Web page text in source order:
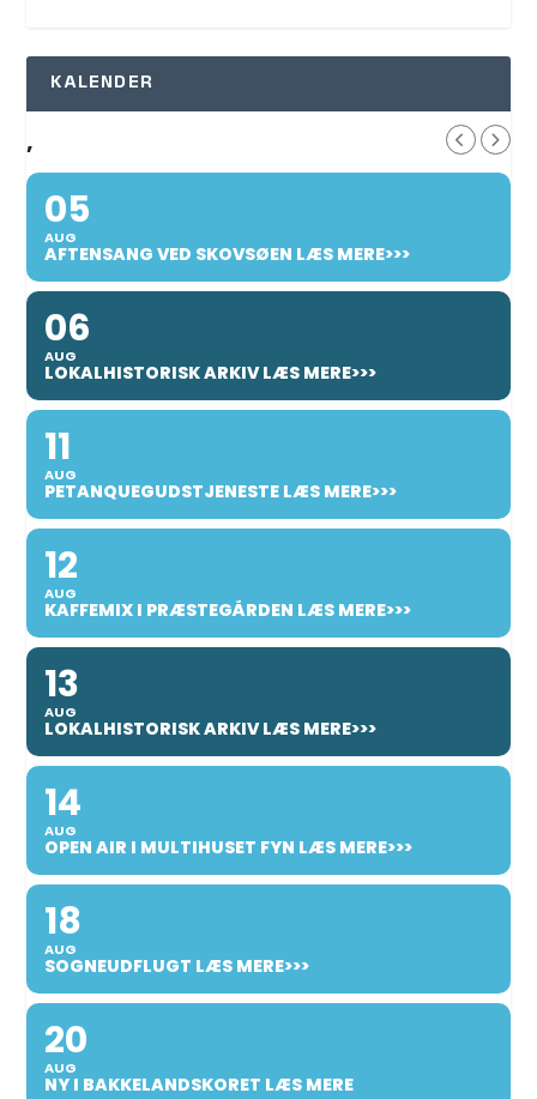
KALENDER
,
05
AUG
AFTENSANG VED SKOVSØEN LÆS MERE>>>
06
AUG
LOKALHISTORISK ARKIV LÆS MERE>>>
11
AUG
PETANQUEGUDSTJENESTE LÆS MERE>>>
12
AUG
KAFFEMIX I PRÆSTEGÅRDEN LÆS MERE>>>
13
AUG
LOKALHISTORISK ARKIV LÆS MERE>>>
14
AUG
OPEN AIR I MULTIHUSET FYN LÆS MERE>>>
18
AUG
SOGNEUDFLUGT LÆS MERE>>>
20
AUG
NY I BAKKELANDSKORET LÆS MERE